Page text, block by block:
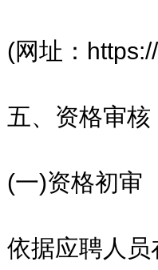
址：https://
资格审核
)资格初审
应聘人员